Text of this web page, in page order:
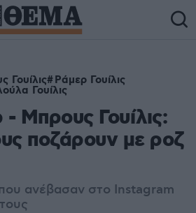
Γουίλις Ράμερ Γουίλις
Γουίλις
Μπρους Γουίλις:
ποζάρουν με ροζ
ανέβασαν στο Instagram